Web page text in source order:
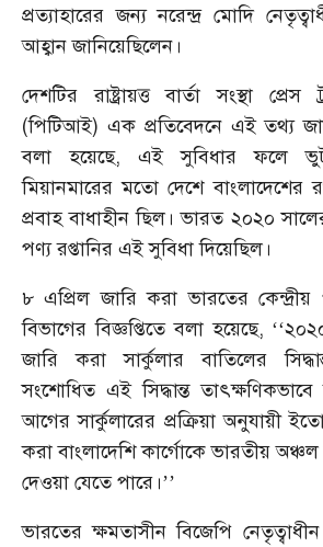
প্রত্যাহারের জন্য নরেন্দ্র মোদি
আহ্বান জানিয়েছিলেন।
দেশটির রাষ্ট্রায়ত্ত বার্তা সংস্থা
(পিটিআই) এক প্রতিবেদনে এই তথ্য
বলা হয়েছে, এই সুবিধার ফলে
মিয়ানমারের মতো দেশে বাংলাদেশের
প্রবাহ বাধাহীন ছিল। ভারত ২০২০
পণ্য রপ্তানির এই সুবিধা দিয়েছিল।
৮ এপ্রিল জারি করা ভারতের
বিভাগের বিজ্ঞপ্তিতে বলা হয়েছে,
জারি করা সার্কুলার বাতিলের
সংশোধিত এই সিদ্ধান্ত
আগের সার্কুলারের প্রক্রিয়া অনুযায়ী
করা বাংলাদেশি কার্গোকে ভারতীয়
দেওয়া যেতে পারে।’’
ভারতের ক্ষমতাসীন বিজেপি